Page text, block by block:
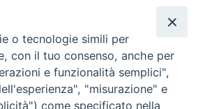
- 52100 Arezzo
o tecnologie simili per
con il tuo consenso, anche per
e funzionalità semplici",
"misurazione" e
come specificato nella